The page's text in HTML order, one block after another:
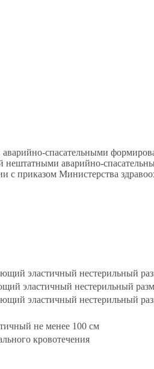
спасательными
нештатными аварийно-
с приказом Министерства
эластичный нестерильный
эластичный нестерильный
эластичный нестерильный
не менее 100 см
кровотечения